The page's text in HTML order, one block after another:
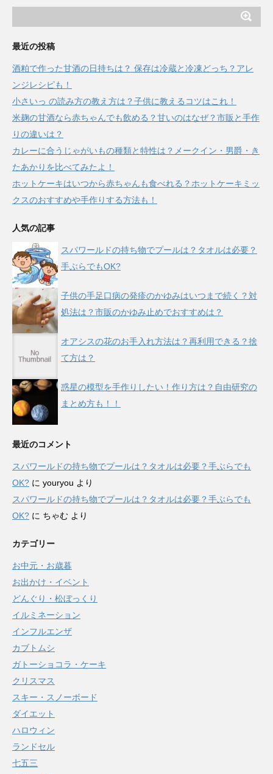
最近の投稿
酒粕で作った甘酒の日持ちは？ 保存は冷蔵と冷凍どっち？アレ
ンジレシピも！
小さいっ の読み方の教え方は？子供に教えるコツはこれ！
米麹の甘酒なら赤ちゃんでも飲める？甘いのはなぜ？市販と手作
りの違いは？
カレーに合うじゃがいもの種類と特性は？メークイン・男爵・き
たあかりを比べてみたよ！
ホットケーキはいつから赤ちゃんも食べれる？ホットケーキミッ
クスのおすすめや手作りする方法も！
人気の記事
スパワールドの持ち物でプールは？タオルは必要？
手ぶらでもOK?
子供の手足口病の発疹のかゆみはいつまで続く？対
処法は？市販のかゆみ止めでおすすめは？
オアシスの花のお手入れ方法は？再利用できる？捨
て方は？
惑星の模型を手作りしたい！作り方は？自由研究の
まとめ方も！！
最近のコメント
スパワールドの持ち物でプールは？タオルは必要？手ぶらでも
OK? に youryou より
スパワールドの持ち物でプールは？タオルは必要？手ぶらでも
OK? に ちゃむ より
カテゴリー
お中元・お歳暮
お出かけ・イベント
どんぐり・松ぼっくり
イルミネーション
インフルエンザ
カブトムシ
ガトーショコラ・ケーキ
クリスマス
スキー・スノーボード
ダイエット
ハロウィン
ランドセル
七五三